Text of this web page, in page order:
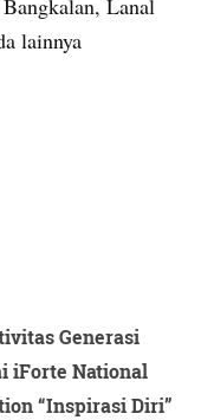
lainnya
Generasi
iForte National
“Inspirasi Diri”